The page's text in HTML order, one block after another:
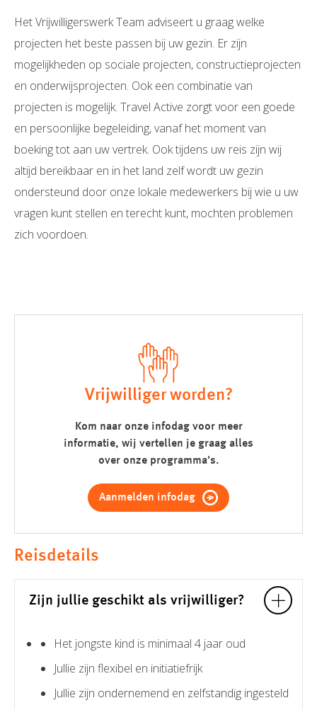
Het Vrijwilligerswerk Team adviseert u graag welke
projecten het beste passen bij uw gezin. Er zijn
mogelijkheden op sociale projecten, constructieprojecten
en onderwijsprojecten. Ook een combinatie van
projecten is mogelijk. Travel Active zorgt voor een goede
en persoonlijke begeleiding, vanaf het moment van
boeking tot aan uw vertrek. Ook tijdens uw reis zijn wij
altijd bereikbaar en in het land zelf wordt uw gezin
ondersteund door onze lokale medewerkers bij wie u uw
vragen kunt stellen en terecht kunt, mochten problemen
zich voordoen.
Vrijwilliger worden?
Kom naar onze infodag voor meer
informatie, wij vertellen je graag alles
over onze programma's.
Aanmelden infodag
Reisdetails
Zijn jullie geschikt als vrijwilliger?
Het jongste kind is minimaal 4 jaar oud
Jullie zijn flexibel en initiatiefrijk
Jullie zijn ondernemend en zelfstandig ingesteld